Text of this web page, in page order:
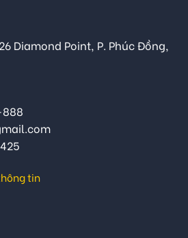
Diamond Point, P. Phúc Đồng,
tin